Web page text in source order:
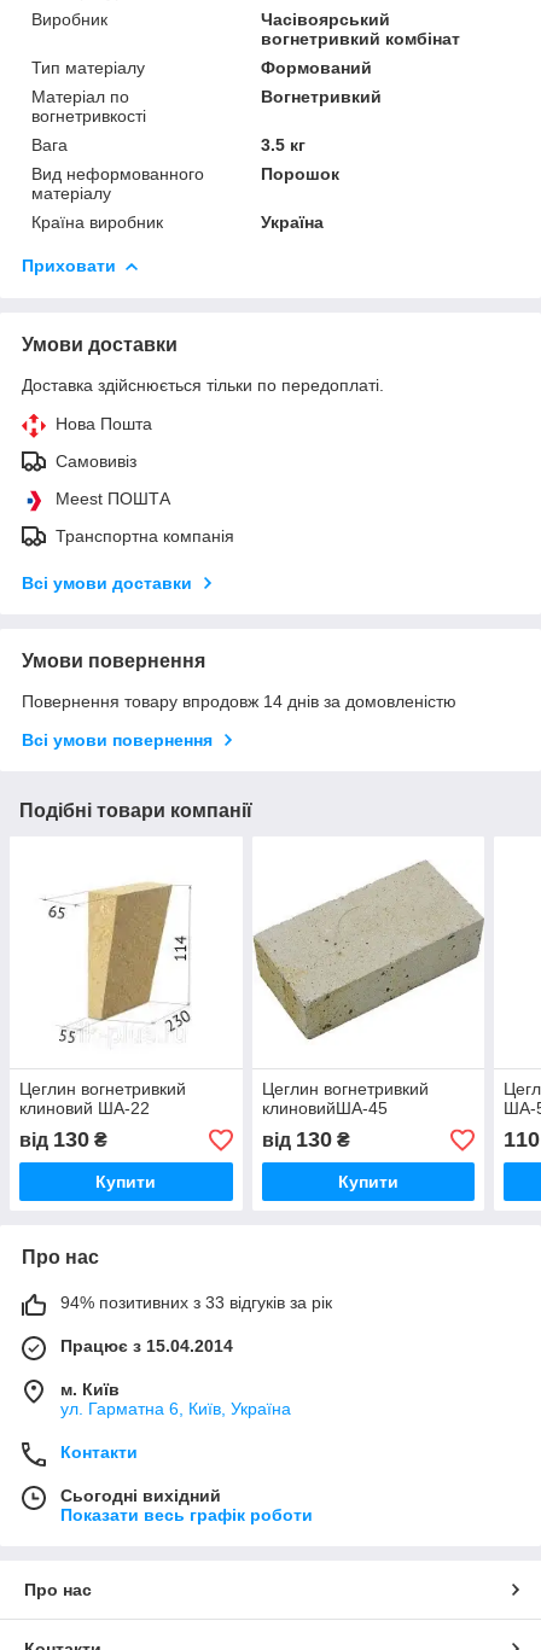
Виробник
Часівоярський
вогнетривкий комбінат
Тип матеріалу
Формований
Матеріал по
вогнетривкості
Вогнетривкий
Вага
3.5 кг
Вид неформованного
матеріалу
Порошок
Країна виробник Україна
Приховати
Умови доставки
Доставка здійснюється тільки по передоплаті.
Нова Пошта
Самовивіз
Meest ПОШТА
Транспортна компанія
Всі умови доставки
Умови повернення
Повернення товару впродовж 14 днів за домовленістю
Всі умови повернення
Подібні товари компанії
Цеглин вогнетривкий
клиновий ША-22
від 130 ₴
Купити
Цеглин вогнетривкий
клиновийША-45
від 130₴
Купити
ША-
110
Про нас
94% позитивних з 33 відгуків за рік
Працює з 15.04.2014
м. Київ
ул. Гарматна 6, Київ, Україна
Контакти
Сьогодні вихідний
Показати весь графік роботи
Про нас